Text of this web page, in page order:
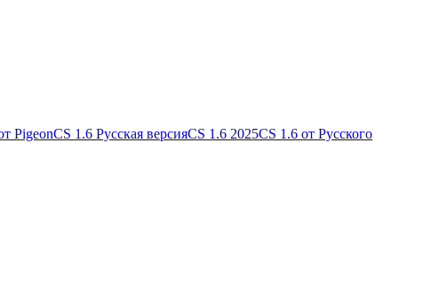
PigeonCS 1.6 Русская версияCS 1.6 2025CS 1.6 от Русского